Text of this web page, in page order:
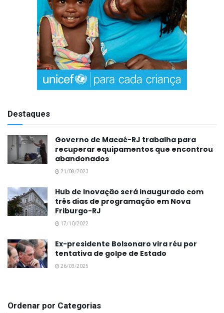
Destaques
Governo de Macaé-RJ trabalha para
recuperar equipamentos que encontrou
abandonados
21/08/2023
Hub de Inovação será inaugurado com
três dias de programação em Nova
Friburgo-RJ
17/10/2022
Ex-presidente Bolsonaro vira réu por
tentativa de golpe de Estado
26/03/2025
Ordenar por Categorias